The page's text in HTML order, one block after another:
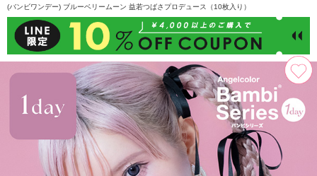
a
i
o
n
(バンビワンデー) ブルーベリームーン 益若つばさプロデュース（10枚入り）